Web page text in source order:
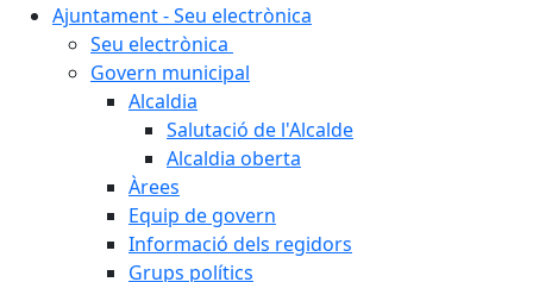
Ajuntament - Seu electrònica
Seu electrònica
Govern municipal
Alcaldia
Salutació de l'Alcalde
Alcaldia oberta
Àrees
Equip de govern
Informació dels regidors
Grups polítics